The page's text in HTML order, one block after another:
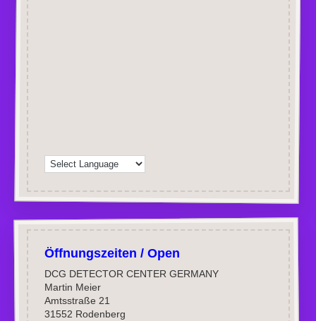
Öffnungszeiten / Open
DCG DETECTOR CENTER GERMANY
Martin Meier
Amtsstraße 21
31552 Rodenberg